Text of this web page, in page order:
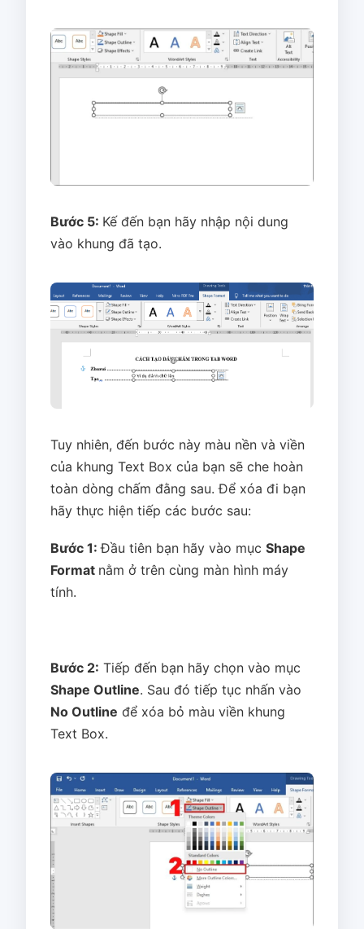
Bước 5: Kế đến bạn hãy nhập nội dung
vào khung đã tạo.
Tuy nhiên, đến bước này màu nền và viền
của khung Text Box của bạn sẽ che hoàn
toàn dòng chấm đằng sau. Để xóa đi bạn
hãy thực hiện tiếp các bước sau:
Bước 1:Đầu tiên bạn hãy vào mục Shape
Format nằm ở trên cùng màn hình máy
tính.
Bước 2: Tiếp đến bạn hãy chọn vào mục
Shape Outline. Sau đó tiếp tục nhấn vào
No Outline để xóa bỏ màu viền khung
Text Box.